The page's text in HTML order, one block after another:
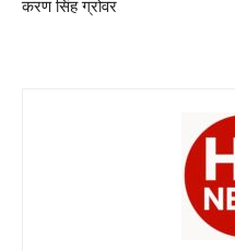
करण सिंह ग्रोवर